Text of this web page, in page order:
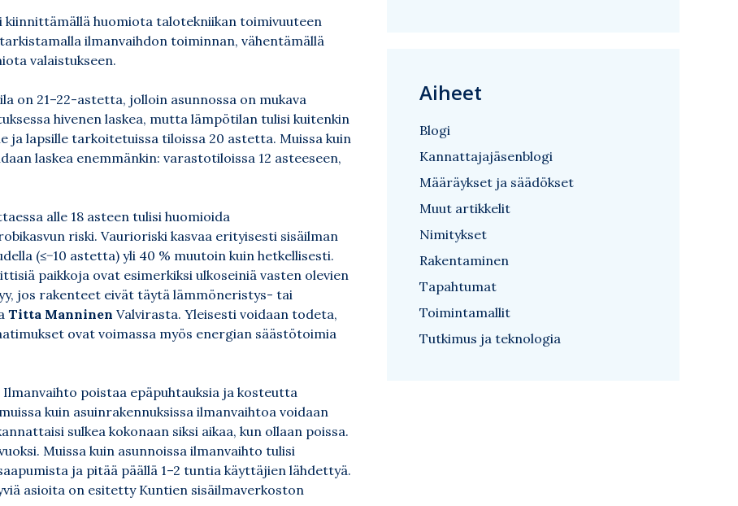
kiinnittämällä huomiota talotekniikan toimivuuteen
ilmanvaihdon toiminnan, vähentämällä
valaistukseen.
on 21–22-astetta, jolloin asunnossa on mukava
hivenen laskea, mutta lämpötilan tulisi kuitenkin
ja lapsille tarkoitetuissa tiloissa 20 astetta. Muissa kuin
laskea enemmänkin: varastotiloissa 12 asteeseen,
alle 18 asteen tulisi huomioida
riski. Vaurioriski kasvaa erityisesti sisäilman
(≤−10 astetta) yli 40 % muutoin kuin hetkellisesti.
paikkoja ovat esimerkiksi ulkoseiniä vasten olevien
jos rakenteet eivät täytä lämmöneristys- tai
Titta Manninen Valvirasta. Yleisesti voidaan todeta,
ovat voimassa myös energian säästötoimia
poistaa epäpuhtauksia ja kosteutta
kuin asuinrakennuksissa ilmanvaihtoa voidaan
sulkea kokonaan siksi aikaa, kun ollaan poissa.
Muissa kuin asunnoissa ilmanvaihto tulisi
ja pitää päällä 1–2 tuntia käyttäjien lähdettyä.
asioita on esitetty Kuntien sisäilmaverkoston
Aiheet
Blogi
Kannattajajäsenblogi
Määräykset ja säädökset
Muut artikkelit
Nimitykset
Rakentaminen
Tapahtumat
Toimintamallit
Tutkimus ja teknologia